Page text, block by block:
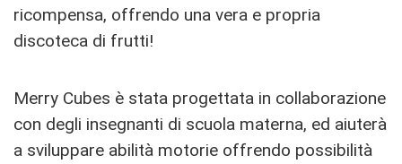
ricompensa, offrendo una vera e propria
discoteca di frutti!
Merry Cubes è stata progettata in collaborazione
con degli insegnanti di scuola materna, ed aiuterà
a sviluppare abilità motorie offrendo possibilità